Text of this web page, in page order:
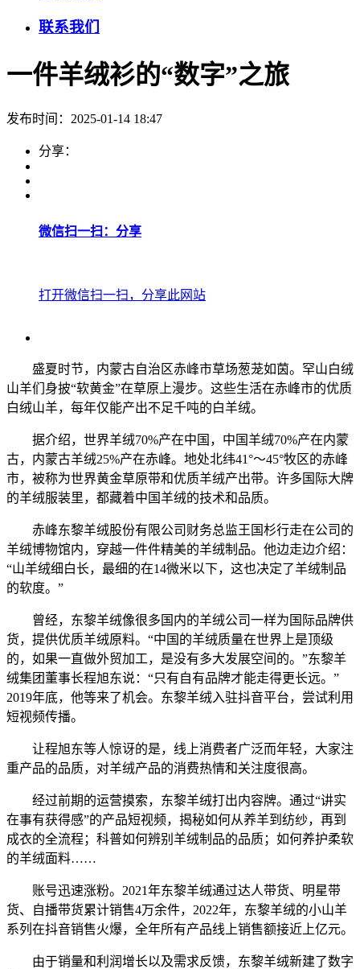
联系我们
一件羊绒衫的“数字”之旅
发布时间：2025-01-14 18:47
分享：
微信扫一扫：分享
打开微信扫一扫，分享此网站
盛夏时节，内蒙古自治区赤峰市草场葱茏如茵。罕山白绒
山羊们身披“软黄金”在草原上漫步。这些生活在赤峰市的优质
白绒山羊，每年仅能产出不足千吨的白羊绒。
据介绍，世界羊绒70%产在中国，中国羊绒70%产在内蒙
古，内蒙古羊绒25%产在赤峰。地处北纬41°～45°牧区的赤峰
市，被称为世界黄金草原带和优质羊绒产出带。许多国际大牌
的羊绒服装里，都藏着中国羊绒的技术和品质。
赤峰东黎羊绒股份有限公司财务总监王国杉行走在公司的
羊绒博物馆内，穿越一件件精美的羊绒制品。他边走边介绍：
“山羊绒细白长，最细的在14微米以下，这也决定了羊绒制品
的软度。”
曾经，东黎羊绒像很多国内的羊绒公司一样为国际品牌供
货，提供优质羊绒原料。“中国的羊绒质量在世界上是顶级
的，如果一直做外贸加工，是没有多大发展空间的。”东黎羊
绒集团董事长程旭东说：“只有自有品牌才能走得更长远。”
2019年底，他等来了机会。东黎羊绒入驻抖音平台，尝试利用
短视频传播。
让程旭东等人惊讶的是，线上消费者广泛而年轻，大家注
重产品的品质，对羊绒产品的消费热情和关注度很高。
经过前期的运营摸索，东黎羊绒打出内容牌。通过“讲实
在事有获得感”的产品短视频，揭秘如何从养羊到纺纱，再到
成衣的全流程；科普如何辨别羊绒制品的品质；如何养护柔软
的羊绒面料……
账号迅速涨粉。2021年东黎羊绒通过达人带货、明星带
货、自播带货累计销售4万余件，2022年，东黎羊绒的小山羊
系列在抖音销售火爆，全年所有产品线上销售额接近上亿元。
由于销量和利润增长以及需求反馈，东黎羊绒新建了数字